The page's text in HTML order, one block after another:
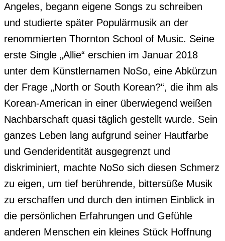
Angeles, begann eigene Songs zu schreiben
und studierte später Populärmusik an der
renommierten Thornton School of Music. Seine
erste Single „Allie“ erschien im Januar 2018
unter dem Künstlernamen NoSo, eine Abkürzun
der Frage „North or South Korean?“, die ihm als
Korean-American in einer überwiegend weißen
Nachbarschaft quasi täglich gestellt wurde. Sein
ganzes Leben lang aufgrund seiner Hautfarbe
und Genderidentität ausgegrenzt und
diskriminiert, machte NoSo sich diesen Schmerz
zu eigen, um tief berührende, bittersüße Musik
zu erschaffen und durch den intimen Einblick in
die persönlichen Erfahrungen und Gefühle
anderen Menschen ein kleines Stück Hoffnung